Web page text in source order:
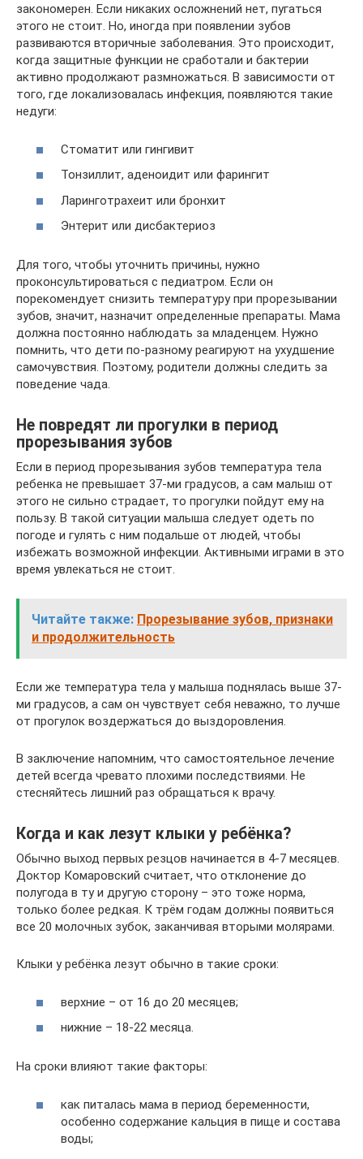
закономерен. Если никаких осложнений нет, пугаться
этого не стоит. Но, иногда при появлении зубов
развиваются вторичные заболевания. Это происходит,
когда защитные функции не сработали и бактерии
активно продолжают размножаться. В зависимости от
того, где локализовалась инфекция, появляются такие
недуги:
Стоматит или гингивит
Тонзиллит, аденоидит или фарингит
Ларинготрахеит или бронхит
Энтерит или дисбактериоз
Для того, чтобы уточнить причины, нужно
проконсультироваться с педиатром. Если он
порекомендует снизить температуру при прорезывании
зубов, значит, назначит определенные препараты. Мама
должна постоянно наблюдать за младенцем. Нужно
помнить, что дети по-разному реагируют на ухудшение
самочувствия. Поэтому, родители должны следить за
поведение чада.
Не повредят ли прогулки в период
прорезывания зубов
Если в период прорезывания зубов температура тела
ребенка не превышает 37-ми градусов, а сам малыш от
этого не сильно страдает, то прогулки пойдут ему на
пользу. В такой ситуации малыша следует одеть по
погоде и гулять с ним подальше от людей, чтобы
избежать возможной инфекции. Активными играми в это
время увлекаться не стоит.
Читайте также: Прорезывание зубов, признаки
и продолжительность
Если же температура тела у малыша поднялась выше 37-
ми градусов, а сам он чувствует себя неважно, то лучше
от прогулок воздержаться до выздоровления.
В заключение напомним, что самостоятельное лечение
детей всегда чревато плохими последствиями. Не
стесняйтесь лишний раз обращаться к врачу.
Когда и как лезут клыки у ребёнка?
Обычно выход первых резцов начинается в 4-7 месяцев.
Доктор Комаровский считает, что отклонение до
полугода в ту и другую сторону – это тоже норма,
только более редкая. К трём годам должны появиться
все 20 молочных зубок, заканчивая вторыми молярами.
Клыки у ребёнка лезут обычно в такие сроки:
верхние – от 16 до 20 месяцев;
нижние – 18-22 месяца.
На сроки влияют такие факторы:
как питалась мама в период беременности,
особенно содержание кальция в пище и состава
воды;